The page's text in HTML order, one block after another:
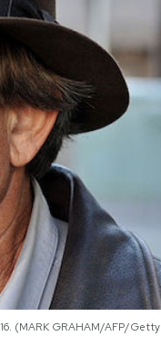
(MARK GRAHAM/AFP/Getty